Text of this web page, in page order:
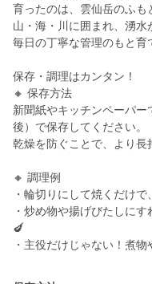
育ったのは、雲仙岳のふも
山・海・川に囲まれ、湧水
毎日の丁寧な管理のもと育
保存・調理はカンタン！
🔸 保存方法
新聞紙やキッチンペーパ
後）で保存してください。
乾燥を防ぐことで、より
🔸 調理例
・輪切りにして焼くだけ
・炒め物や揚げびたしに
🍆